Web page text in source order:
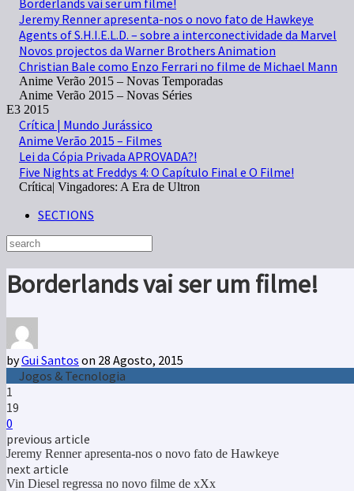
Borderlands vai ser um filme!
Jeremy Renner apresenta-nos o novo fato de Hawkeye
Agents of S.H.I.E.L.D. – sobre a interconectividade da Marvel
Novos projectos da Warner Brothers Animation
Christian Bale como Enzo Ferrari no filme de Michael Mann
Anime Verão 2015 – Novas Temporadas
Anime Verão 2015 – Novas Séries
E3 2015
Crítica | Mundo Jurássico
Anime Verão 2015 – Filmes
Lei da Cópia Privada APROVADA?!
Five Nights at Freddys 4: O Capítulo Final e O Filme!
Crítica| Vingadores: A Era de Ultron
SECTIONS
Borderlands vai ser um filme!
byGui Santos on 28 Agosto, 2015
Jogos & Tecnologia
1
19
0
previous article
Jeremy Renner apresenta-nos o novo fato de Hawkeye
next article
Vin Diesel regressa no novo filme de xXx